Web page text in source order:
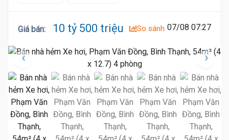
Giá bán: 10 tỷ 500 triệu So sánh 07/08 07:27